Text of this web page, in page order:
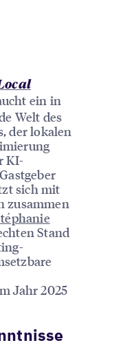
ein in
Welt des
der lokalen
KI-
sich mit
zusammen
Stand
Jahr 2025